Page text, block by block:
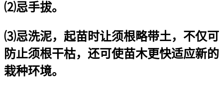
⑵忌手拔。
⑶忌洗泥，起苗时让须根略带土，不仅可
防止须根干枯，还可使苗木更快适应新的
栽种环境。